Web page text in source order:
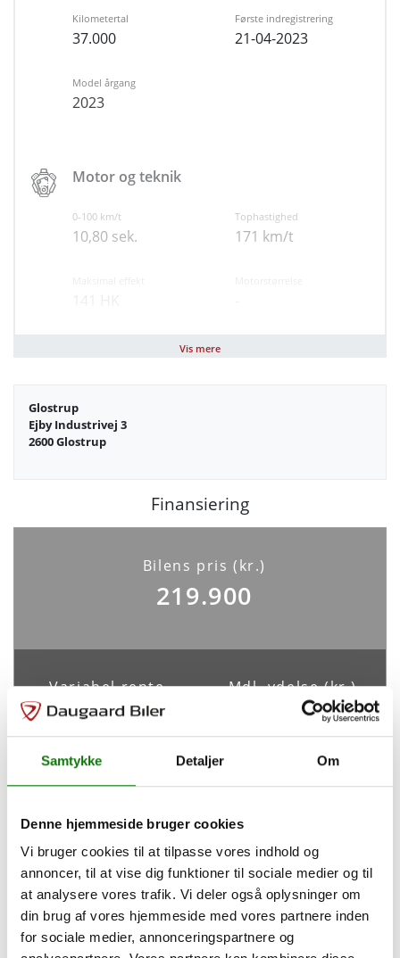
Samtykke Detaljer Om
Denne hjemmeside bruger cookies
Vi bruger cookies til at tilpasse vores indhold og
annoncer, til at vise dig funktioner til sociale medier og til
at analysere vores trafik. Vi deler også oplysninger om
din brug af vores hjemmeside med vores partnere inden
for sociale medier, annonceringspartnere og
Varme i rat
Alufælge
Armlæn bag
Multijusterbart rat
Airbag
Kilometertal
37.000
Første indregistrering
21-04-2023
Model årgang
2023
Motor og teknik
0-100 km/t
10,80 sek.
Tophastighed
171 km/t
Antal cylindre
4
Elektriske egenskaber
Elektrisk rækkevidde
- -
Ladetid *
-
CO2 udledning
Sikkerhed og komfort
ABS
Ja
Antal Airbags
-
ESP
Ja
Vis mere
Glostrup
Ejby Industrivej 3
2600 Glostrup
Finansiering
Bilens pris (kr.)
219.900
Variabel rente
3,99%
Mdl. ydelse (kr.)
3.129
Tilpas din finansiering
Udbetaling 43.980kr.
Løbetid 72måneder